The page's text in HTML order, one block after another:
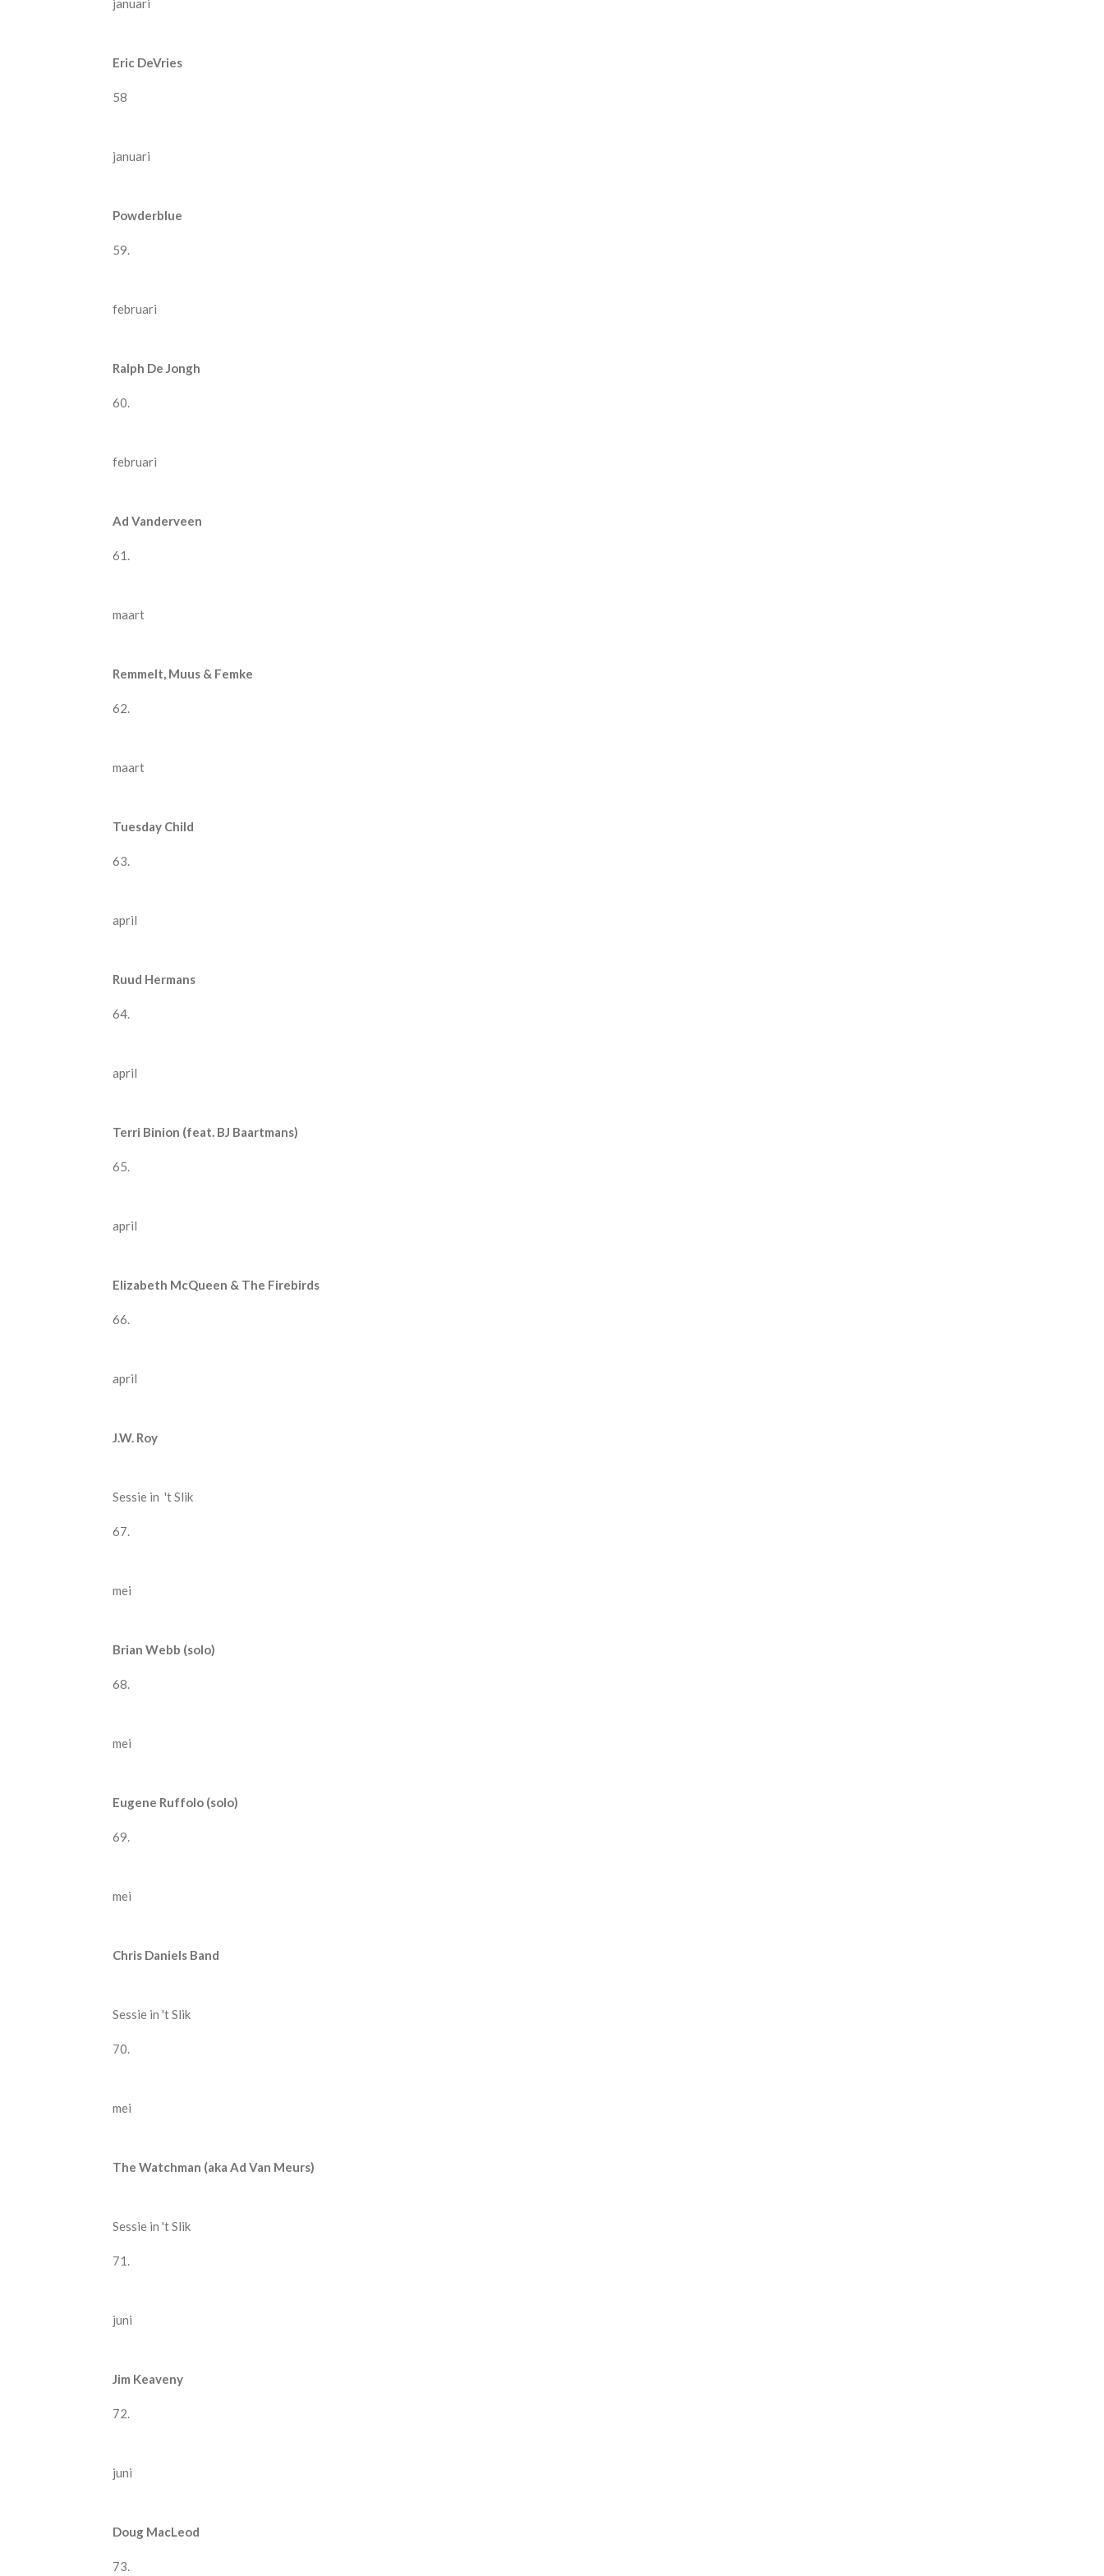
januari
Eric DeVries
58
januari
Powderblue
59.
februari
Ralph De Jongh
60.
februari
Ad Vanderveen
61.
maart
Remmelt, Muus & Femke
62.
maart
Tuesday Child
63.
april
Ruud Hermans
64.
april
Terri Binion (feat. BJ Baartmans)
65.
april
Elizabeth McQueen & The Firebirds
66.
april
J.W. Roy
Sessie in 't Slik
67.
mei
Brian Webb (solo)
68.
mei
Eugene Ruffolo (solo)
69.
mei
Chris Daniels Band
Sessie in 't Slik
70.
mei
The Watchman (aka Ad Van Meurs)
Sessie in 't Slik
71.
juni
Jim Keaveny
72.
juni
Doug MacLeod
73.